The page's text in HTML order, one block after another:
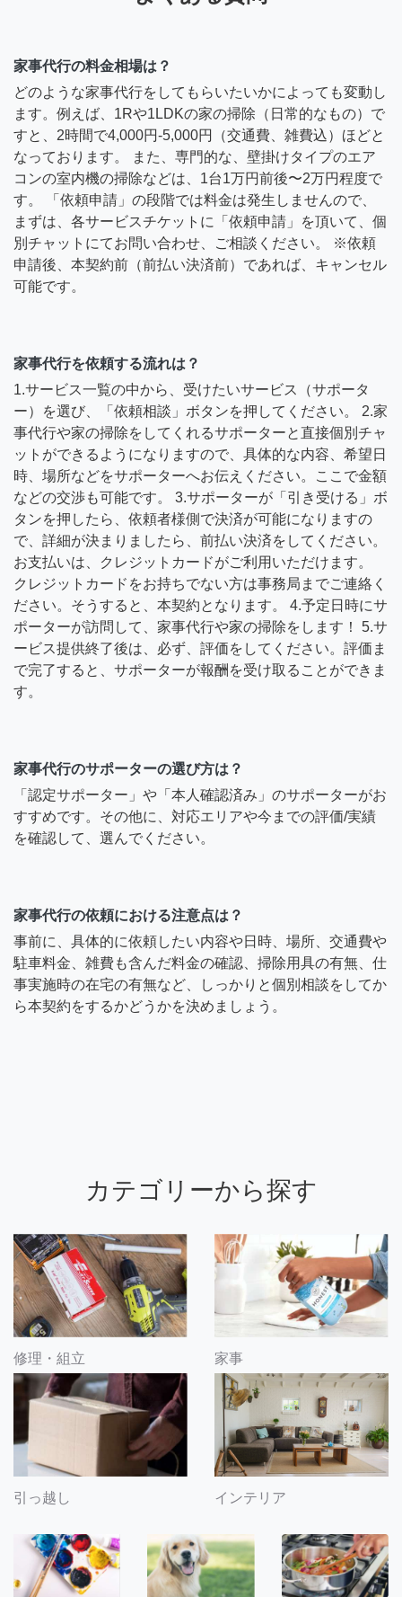
家事代行の料金相場は？
どのような家事代行をしてもらいたいかによっても変動し
ます。例えば、1Rや1LDKの家の掃除（日常的なもの）で
すと、2時間で4,000円-5,000円（交通費、雑費込）ほどと
なっております。 また、専門的な、壁掛けタイプのエア
コンの室内機の掃除などは、1台1万円前後〜2万円程度で
す。 「依頼申請」の段階では料金は発生しませんので、
まずは、各サービスチケットに「依頼申請」を頂いて、個
別チャットにてお問い合わせ、ご相談ください。 ※依頼
申請後、本契約前（前払い決済前）であれば、キャンセル
可能です。
家事代行を依頼する流れは？
1.サービス一覧の中から、受けたいサービス（サポータ
ー）を選び、「依頼相談」ボタンを押してください。 2.家
事代行や家の掃除をしてくれるサポーターと直接個別チャ
ットができるようになりますので、具体的な内容、希望日
時、場所などをサポーターへお伝えください。ここで金額
などの交渉も可能です。 3.サポーターが「引き受ける」ボ
タンを押したら、依頼者様側で決済が可能になりますの
で、詳細が決まりましたら、前払い決済をしてください。
お支払いは、クレジットカードがご利用いただけます。
クレジットカードをお持ちでない方は事務局までご連絡く
ださい。そうすると、本契約となります。 4.予定日時にサ
ポーターが訪問して、家事代行や家の掃除をします！ 5.サ
ービス提供終了後は、必ず、評価をしてください。評価ま
で完了すると、サポーターが報酬を受け取ることができま
す。
家事代行のサポーターの選び方は？
「認定サポーター」や「本人確認済み」のサポーターがお
すすめです。その他に、対応エリアや今までの評価/実績
を確認して、選んでください。
家事代行の依頼における注意点は？
事前に、具体的に依頼したい内容や日時、場所、交通費や
駐車料金、雑費も含んだ料金の確認、掃除用具の有無、仕
事実施時の在宅の有無など、しっかりと個別相談をしてか
ら本契約をするかどうかを決めましょう。
カテゴリーから探す
修理・組立 家事
引っ越し インテリア